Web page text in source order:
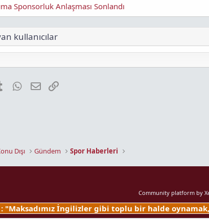
Sponsorluk Anlaşması Sonlandı
kullanıcılar
TumblrWhatsApp
E-posta
Dışı Gündem Spor Haberleri
Community platform by
: "Maksadımız İngilizler gibi toplu bir halde